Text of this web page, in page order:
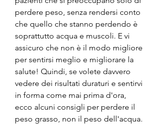
perdere peso, senza rendersi conto
che quello che stanno perdendo è
soprattutto acqua e muscoli. E vi
assicuro che non è il modo migliore
per sentirsi meglio e migliorare la
salute! Quindi, se volete davvero
vedere dei risultati duraturi e sentirvi
in forma come mai prima d'ora,
ecco alcuni consigli per perdere il
peso grasso, non il peso dell'acqua.